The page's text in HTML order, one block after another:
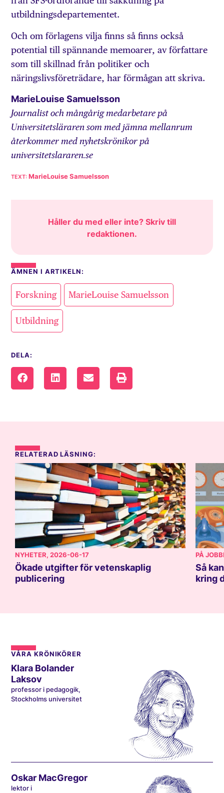
utbildningsdepartementet.
Och om förlagens vilja finns så finns också
potential till spännande memoarer, av författare
som till skillnad från politiker och
näringslivsföreträdare, har förmågan att skriva.
MarieLouise Samuelsson
Journalist och mångårig medarbetare på
Universitetsläraren som med jämna mellanrum
återkommer med nyhetskrönikor på
universitetslararen.se
MarieLouise Samuelsson
Håller du med eller inte? Skriv till
redaktionen.
ÄMNEN I ARTIKELN:
Forskning MarieLouise Samuelsson
Utbildning
DELA:
RELATERAD LÄSNING:
NYHETER, 2026-06-17
Ökade utgifter för vetenskaplig
publicering
PÅ
Så
kring
VÅRA KRÖNIKÖRER
Klara Bolander
Laksov
professor i pedagogik,
Stockholms universitet
Oskar MacGregor
lektor i